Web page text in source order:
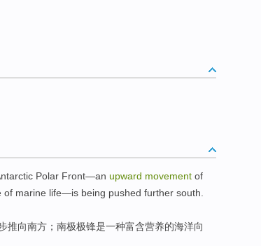
Polar Front—an upward movement of
of marine life—is being pushed further south
推向南方；南极极锋是一种富含营养的海洋向